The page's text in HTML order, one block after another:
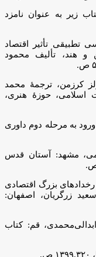
زیر به عنوان نامزد
تأثیر اقتصاد
هند، تألیف محمود
کرزمن، ترجمۀ محمد
اسلامی، حوزۀ هنری،
به مرحله دوم داوری
مشهد: آستان قدس
بزرگ اقتصادی
زرگریان، اصفهان:
ابدالی‌محمدی، قم: کتاب